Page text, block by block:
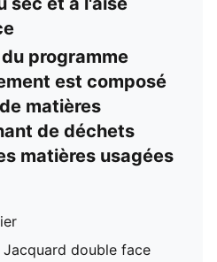
programme
est composé
matières
de déchets
matières usagées
double face